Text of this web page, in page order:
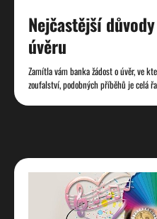
Nejčastější
úvěru
Zamítla vám banka žádost o úvěr, ve
zoufalství, podobných příběhů je celá